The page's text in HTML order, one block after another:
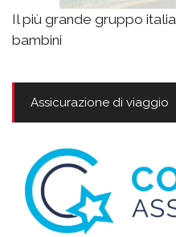
Il più grande gruppo
bambini
Assicurazione di viaggio